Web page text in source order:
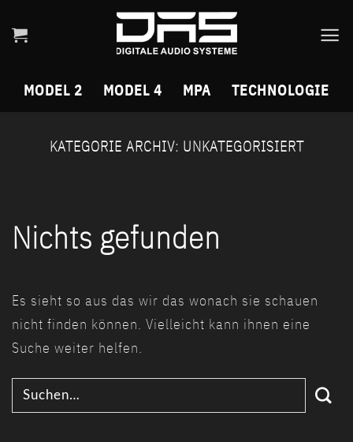
to
MODEL 2
MODEL 4 MPA TECHNOLOGIE
KATEGORIE ARCHIV: UNKATEGORISIERT
Nichts gefunden
Es sieht so aus das wir das wonach sie schauen
nicht finden können. Vielleicht kann ihnen eine
Suche weiter helfen.